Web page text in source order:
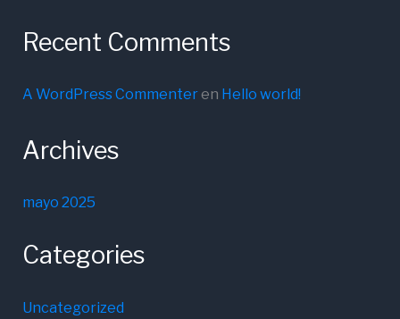
Recent Comments
A WordPress Commenteren Hello world!
Archives
mayo 2025
Categories
Uncategorized